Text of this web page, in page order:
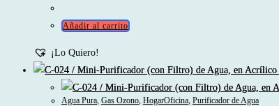
Añadir al carrito
¡Lo Quiero!
Agua Pura Gas Ozono HogarOficina Purificador de Agua